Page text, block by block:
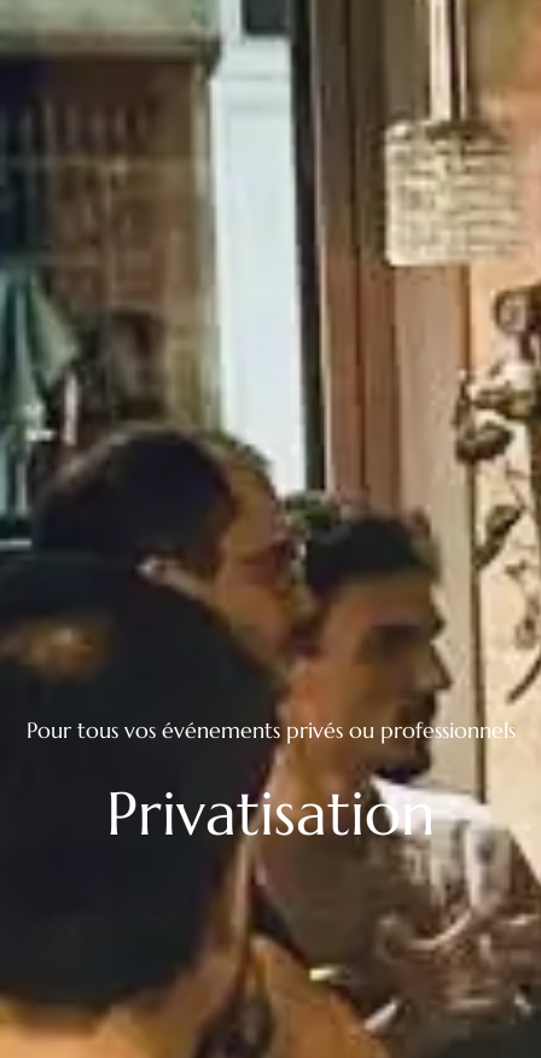
Pour tous vos événements privés ou professionnels
Privatisation